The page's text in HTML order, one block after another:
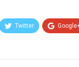
Twitter